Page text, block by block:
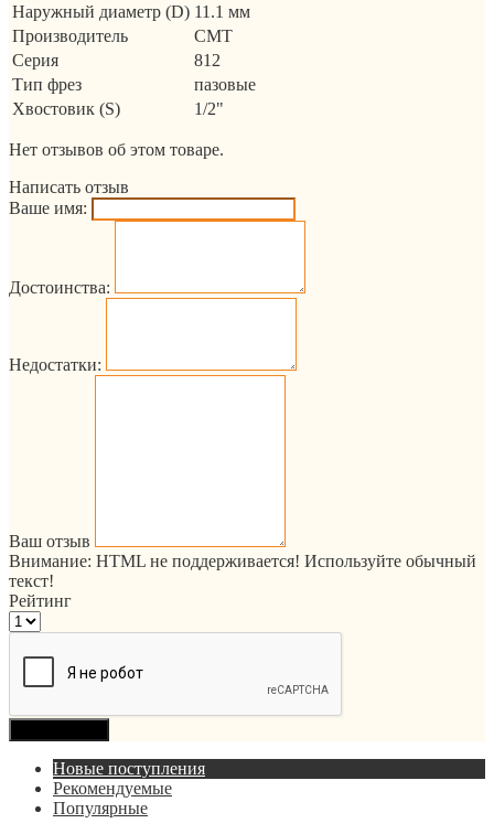
Наружный диаметр (D) 11.1 мм
Производитель
CMT
Серия
812
Тип фрез
пазовые
Хвостовик (S)
1/2"
Нет отзывов об этом товаре.
Написать отзыв
Ваше имя:
Достоинства:
Недостатки:
Ваш отзыв
Внимание: HTML не поддерживается! Используйте обычный
текст!
Рейтинг
Новые поступления
Рекомендуемые
Популярные